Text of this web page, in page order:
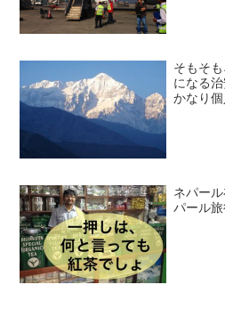
そもそ
になる
かなり個
ネパー
パール